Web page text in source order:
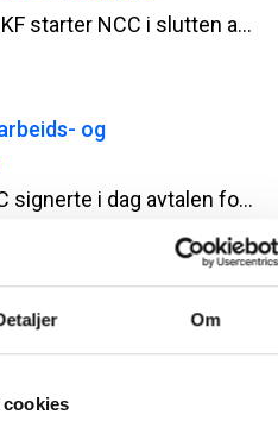
Om
På oppdrag for Oslobygg KF starter NCC i slutten av juni opp byggearbeidet på Stovner bad i Groruddalen i Oslo. Prosjektet har en kontraktsverdi på ca 825 MNOK og skal stå ferdig i 2026.
og
Halden kommune og NCC signerte i dag avtalen for bygging av Båstadlund arbeids- og aktivitetssenter. Kontrakten har en verdi på ca 70 millioner kroner.